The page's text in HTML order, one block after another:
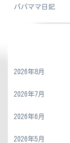
パパママ日記
2026年8月
2026年7月
2026年6月
2026年5月